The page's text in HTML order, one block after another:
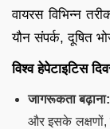
वायरस विभिन्न
यौन संपर्क, दूषित
विश्व हेपेटाइटिस
जागरूकता बढ़ाना:
और इसके लक्षणों,